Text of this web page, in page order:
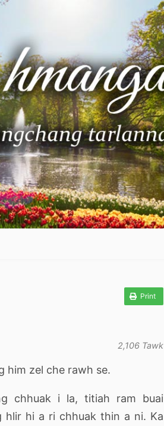
Print
2,106 Tawk
him zel che rawh se.
chhuak i la, titiah ram buai
hlir hi a ri chhuak thin a ni. Ka